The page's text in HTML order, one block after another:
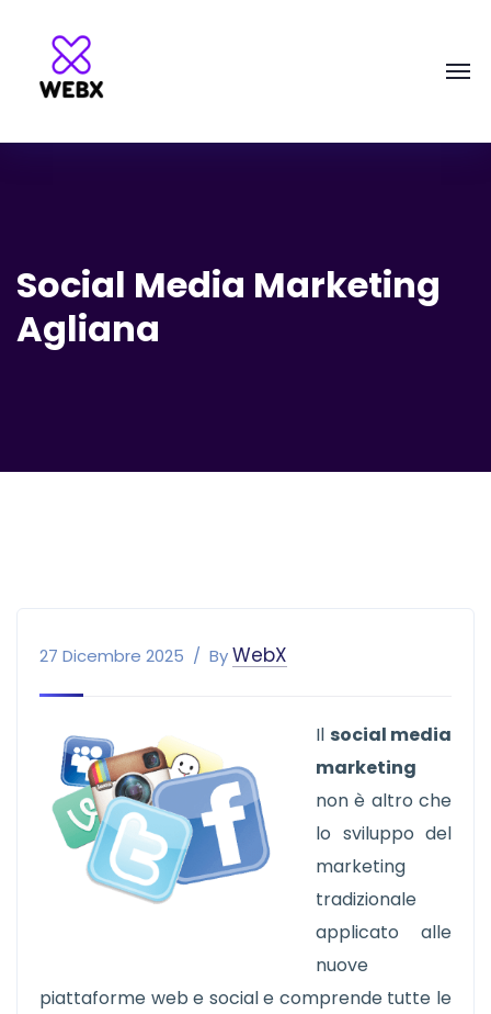
Social Media Marketing
Agliana
27 Dicembre 2025 ByWebX
Il social media
marketing
non è altro che
lo sviluppo del
marketing
tradizionale
applicato alle
nuove
piattaforme web e social e comprende tutte le